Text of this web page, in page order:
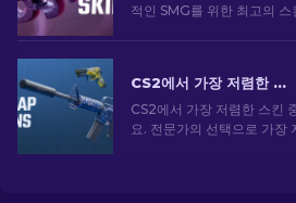
적인 SMG를 위한 최고의 스
CS2에서 가장 저렴한 스킨 [2026]
CS2에서 가장 저렴한 스킨
요. 전문가의 선택으로 가장